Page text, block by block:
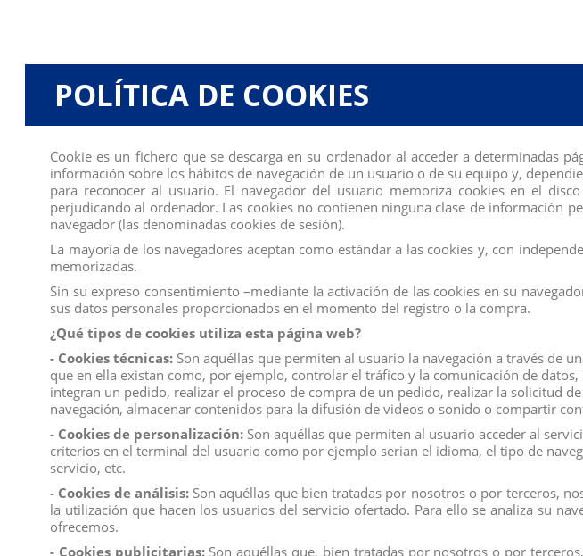
Descripción Detalles del producto Reviews(0)
AM Fashion mide 29 cm. ¡EXPLORA EL MUNDO DE LA PANADERIA - Los niños
Baker! Aria es perfecta para los niños que quieren dar rienda suelta a su
deliciosa comida con su sartén! Aria tiene un fabuloso traje de chef y un gorro.
Producto no recomendado para menores de 4 años.
Medidas: 29 cm
PRECIO POR UNIDAD
Todos los productos de nuestrocatálogoobtienen el certificado exigido por la U.E.
ahora y recíbelo en 24/48 horas en su establecimiento.
Recuerde que disponemos de unchat
donde le atendemos personalmente, pregúntenos sus
Somos unaempresa avalada por una granexperiencia en elmercadodedistribución y
Los mejores precios los encontrarás en www.distribucionfiguraspvc.com , tu página de
Comentarios (0)
No hay reseñas de clientes en este momento.
POLÍTICA DE COOKIES
Cookie es un fichero que se descarga en su ordenador al acceder a determinadas
información sobre los hábitos de navegación de un usuario o de su equipo y,
para reconocer al usuario. El navegador del usuario memoriza cookies en el
perjudicando al ordenador. Las cookies no contienen ninguna clase de información
navegador (las denominadas cookies de sesión).
La mayoría de los navegadores aceptan como estándar a las cookies y, con
memorizadas.
Sin su expreso consentimiento –mediante la activación de las cookies en su
sus datos personales proporcionados en el momento del registro o la compra.
¿Qué tipos de cookies utiliza esta página web?
- Cookies técnicas: Son aquéllas que permiten al usuario la navegación a través de
que en ella existan como, por ejemplo, controlar el tráfico y la comunicación de
integran un pedido, realizar el proceso de compra de un pedido, realizar la solicitud
navegación, almacenar contenidos para la difusión de videos o sonido o compartir
- Cookies de personalización: Son aquéllas que permiten al usuario acceder al
criterios en el terminal del usuario como por ejemplo serian el idioma, el tipo de
servicio, etc.
- Cookies de análisis:Son aquéllas que bien tratadas por nosotros o por terceros,
la utilización que hacen los usuarios del servicio ofertado. Para ello se analiza su
ofrecemos.
- Cookies publicitarias:Son aquéllas que, bien tratadas por nosotros o por